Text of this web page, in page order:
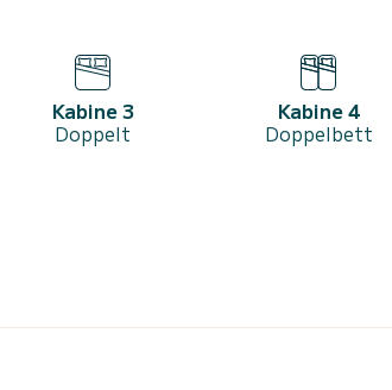
Kabine 3
Doppelt
Kabine 4
Doppelbett